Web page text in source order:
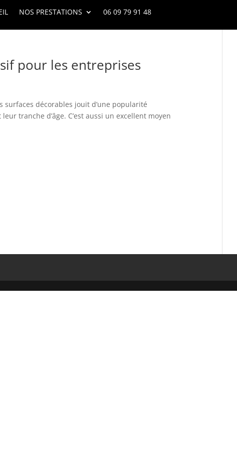
NOS PRESTATIONS 06 09 79 91 48
pour les entreprises
décorables jouit d’une popularité
tranche d’âge. C’est aussi un excellent moyen